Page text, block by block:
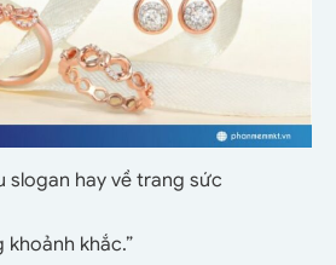
slogan hay về trang sức
khoảnh khắc.”